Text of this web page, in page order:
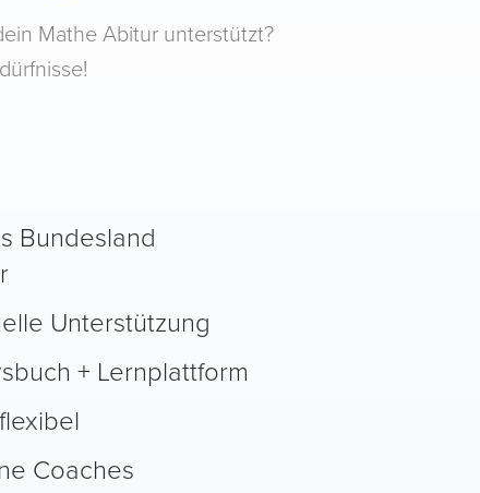
Mathe Abitur unterstützt?
Bundesland
Unterstützung
+ Lernplattform
Coaches